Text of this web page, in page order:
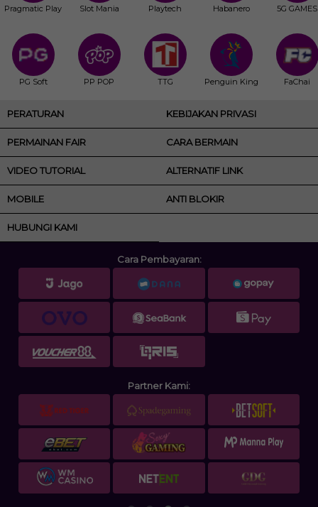
Pragmatic Play
PG Soft
Slot Mania
PP POP
Playtech
TTG
Habanero
Penguin King
5G GAMES
FaChai
PERATURAN KEBIJAKAN PRIVASI
PERMAINAN FAIR CARA BERMAIN
VIDEO TUTORIAL ALTERNATIF LINK
MOBILE ANTI BLOKIR
HUBUNGI KAMI
Cara Pembayaran:
Partner Kami: